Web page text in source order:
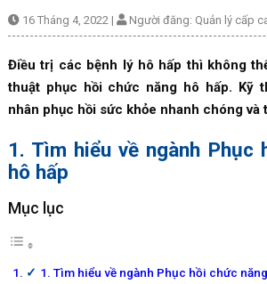
16 Tháng 4, 2022 | Người đăng: Quản lý cấp
Điều trị các bệnh lý hô hấp thì không
thuật phục hồi chức năng hô hấp. Kỹ
nhân phục hồi sức khỏe nhanh chóng và
1. Tìm hiểu về ngành Phục
hô hấp
Mục lục
1. Tìm hiểu về ngành Phục hồi chức